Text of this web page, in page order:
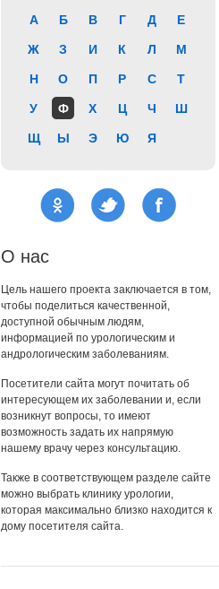
А Б В Г Д Е
Ж З И К Л М
Н О П Р С Т
У Ф Х Ц Ч Ш
Щ Ы Э Ю Я
О нас
Цель нашего проекта заключается в том,
чтобы поделиться качественной,
доступной обычным людям,
информацией по урологическим и
андрологическим заболеваниям.
Посетители сайта могут почитать об
интересующем их заболевании и, если
возникнут вопросы, то имеют
возможность задать их напрямую
нашему врачу через консультацию.
Также в соответствующем разделе сайте
можно выбрать клинику урологии,
которая максимально близко находится к
дому посетителя сайта.